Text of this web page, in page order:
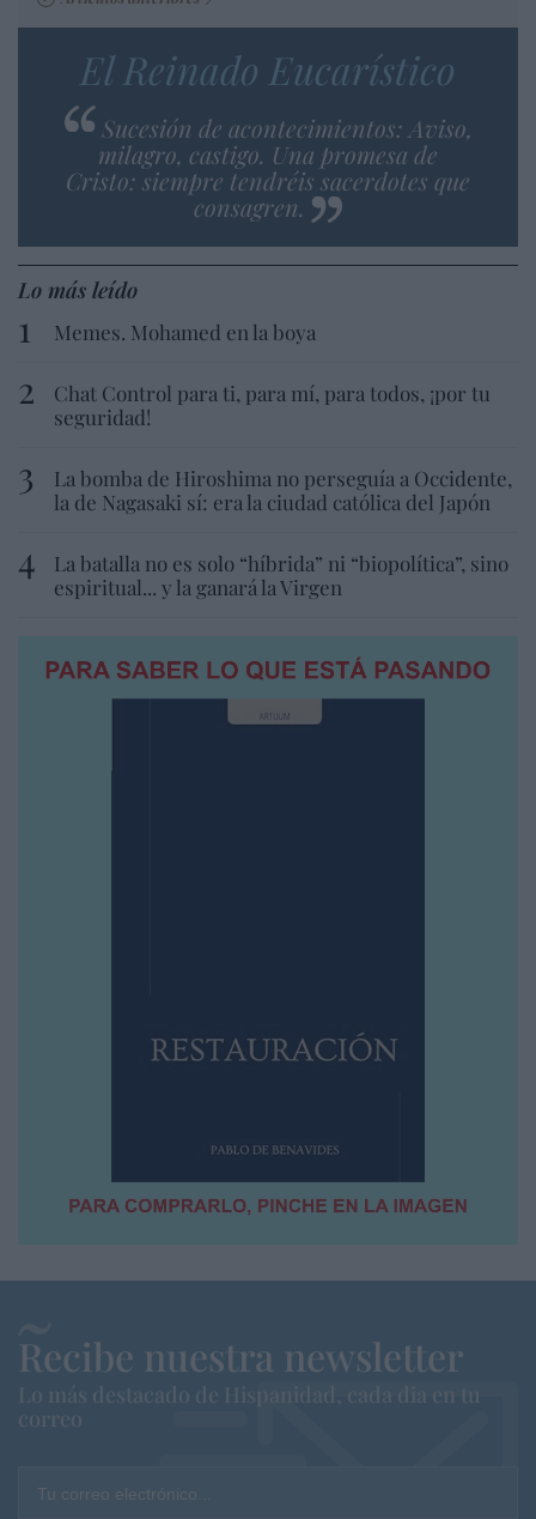
El Reinado Eucarístico
Sucesión de acontecimientos: Aviso,
milagro, castigo. Una promesa de
Cristo: siempre tendréis sacerdotes que
consagren.
Lo más leído
Memes. Mohamed en la boya
Chat Control para ti, para mí, para todos, ¡por tu
seguridad!
La bomba de Hiroshima no perseguía a Occidente,
la de Nagasaki sí: era la ciudad católica del Japón
La batalla no es solo “híbrida” ni “biopolítica”, sino
espiritual... y la ganará la Virgen
Recibe nuestra newsletter
Lo más destacado de Hispanidad, cada dia en tu
correo
Tu correo electrónico...